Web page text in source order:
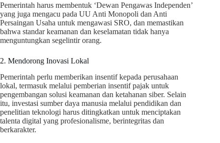
Pemerintah harus membentuk ‘Dewan Pengawas Independen’
yang juga mengacu pada UU Anti Monopoli dan Anti
Persaingan Usaha untuk mengawasi SRO, dan memastikan
bahwa standar keamanan dan keselamatan tidak hanya
menguntungkan segelintir orang.
2. Mendorong Inovasi Lokal
Pemerintah perlu memberikan insentif kepada perusahaan
lokal, termasuk melalui pemberian insentif pajak untuk
pengembangan solusi keamanan dan ketahanan siber. Selain
itu, investasi sumber daya manusia melalui pendidikan dan
penelitian teknologi harus ditingkatkan untuk menciptakan
talenta digital yang profesionalisme, berintegritas dan
berkarakter.